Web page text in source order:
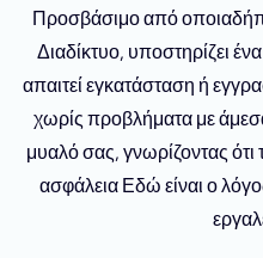
Προσβάσιμο από
Διαδίκτυο, υποστηρίζει
απαιτεί εγκατάσταση ή
χωρίς προβλήματα με
μυαλό σας, γνωρίζοντας ότι
ασφάλεια Εδώ είναι ο